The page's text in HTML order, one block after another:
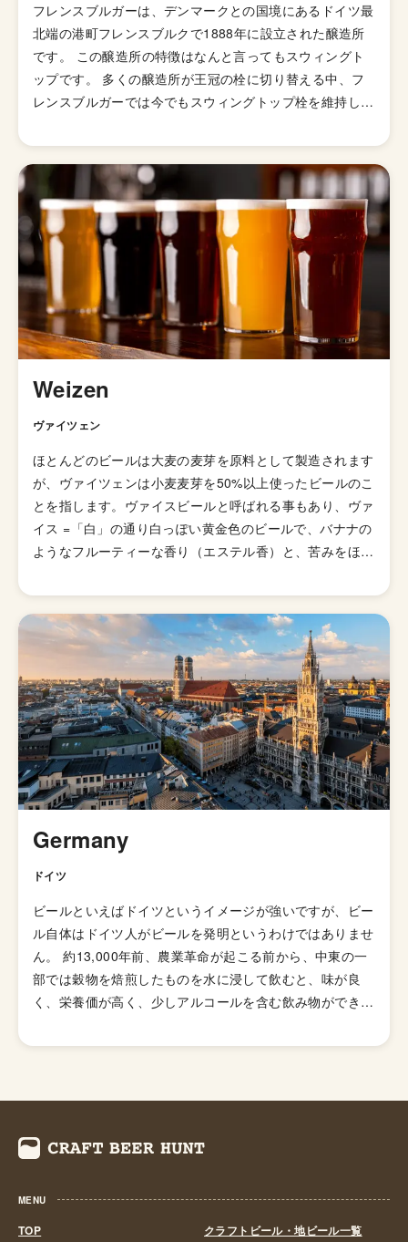
フレンスブルガーは、デンマークとの国境にあるドイツ最
北端の港町フレンスブルクで1888年に設立された醸造所
です。 この醸造所の特徴はなんと言ってもスウィングト
ップです。 多くの醸造所が王冠の栓に切り替える中、フ
レンスブルガーでは今でもスウィングトップ栓を維持して
音はこれからビールを飲むのだという心の準備をさせてく
れます。 1888円から100年以上続いている由緒ある醸造
所だけに非常にクオリティの高いビールを世界中に届けて
います。 特に北ドイツで育った良質のホップをふんだん
に使ったピルスナーは、ドイツでもトップクラスを争うビ
ールとして有名です。
Weizen
ヴァイツェン
ほとんどのビールは大麦の麦芽を原料として製造されます
が、ヴァイツェンは小麦麦芽を50%以上使ったビールのこ
とを指します。ヴァイスビールと呼ばれる事もあり、ヴァ
イス =「白」の通り白っぽい黄金色のビールで、バナナの
ようなフルーティーな香り（エステル香）と、苦みをほと
が使われているわけではなく、酵母の発酵によってこのよ
うな香りになるのです。 小麦系のビールは16世紀の時点
ですでにバイエルン地方で製造されていたようですが、当
時は「ビール純粋令」と呼ばれる法律によって「ビールは
大麦、ホップ、水のみを原料とすべし」と定められていた
ため、独占的な権利を保持していた朝廷のメンバーしか造
ることができず貴族のビールとみなされていました。 こ
の貴族のビールが市民のものとなったのは、ゲオルク・シ
ュナイダーという人物が王室と交渉して、このスタイルの
醸造権を譲ってもらうことに成功したためです。彼が起こ
製造しています。バイエルン地方では今でも小麦系のビー
ルが人気で、ビールの販売額の4分の1ほどを占めている
色合いが少し暗く通常のヴァイツェンより心持ち甘めのド
ゥンクラー・ヴァイツェン、アルコール度数が高いヴァイ
ツェンボックなどがあります。
Germany
ドイツ
ビールといえばドイツというイメージが強いですが、ビー
ル自体はドイツ人がビールを発明というわけではありませ
ん。 約13,000年前、農業革命が起こる前から、中東の一
部では穀物を焙煎したものを水に浸して飲むと、味が良
く、栄養価が高く、少しアルコールを含む飲み物ができる
われた考古学的発掘調査では、古代の醸造所の名残が発見
コシなどさまざまな穀物を今日の麦芽の代わりにつかって
ビールを造る試みは行われてきました。しかし、ミュンヘ
プと大麦麦芽を用いて醸造すると非常に高品質なビールが
できることが発見されると、この製法がいたく気に入った
MENU
TOP クラフトビール・地ビール一覧